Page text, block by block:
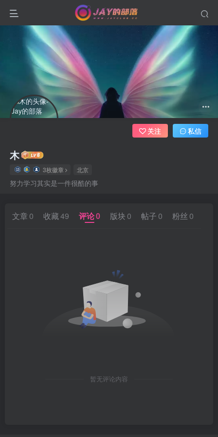
木
3枚徽章 北京
努力学习其实是一件很酷的事
关注 私信
文章 0 收藏49 评论0 版块 0 帖子 0 粉丝 0
暂无评论内容